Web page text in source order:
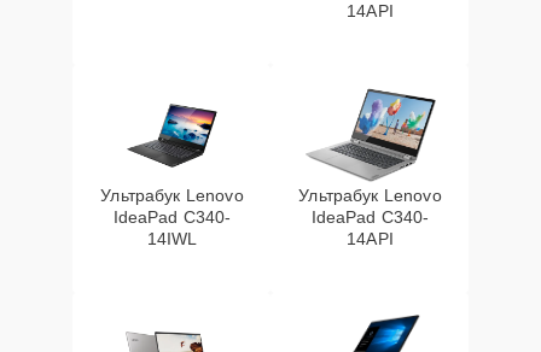
14API
Ультрабук Lenovo
IdeaPad C340-
14IWL
Ультрабук Lenovo
IdeaPad C340-
14API